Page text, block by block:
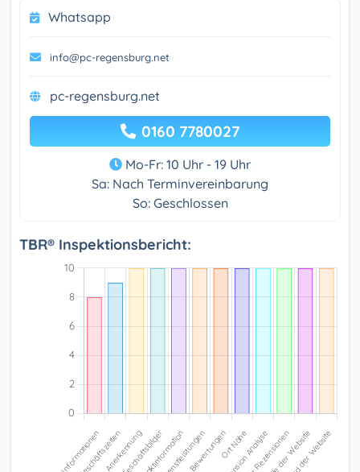
Whatsapp
info@pc-regensburg.net
pc-regensburg.net
0160 7780027
Mo-Fr: 10 Uhr - 19 Uhr
Sa: Nach Terminvereinbarung
So: Geschlossen
TBR® Inspektionsbericht: